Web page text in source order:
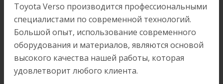
Toyota Verso производится профессиональными
специалистами по современной технологий.
Большой опыт, использование современного
оборудования и материалов, являются основой
высокого качества нашей работы, которая
удовлетворит любого клиента.